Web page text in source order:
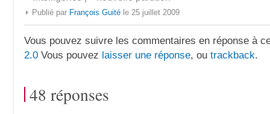
Publié par François Guité le 25 juillet 2009
Vous pouvez suivre les commentaires en réponse à
2.0 Vous pouvez laisser une réponse, ou trackback.
48 réponses